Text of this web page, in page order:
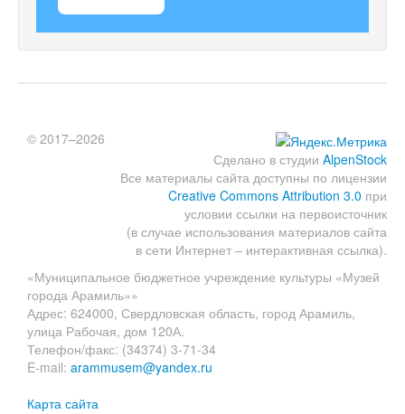
Сделано в студии AlpenStock
Все материалы сайта доступны по лицензии
Creative Commons Attribution 3.0 при
условии ссылки на первоисточник
(в случае использования материалов сайта
в сети Интернет – интерактивная ссылка).
© 2017–2026
«Муниципальное бюджетное учреждение культуры «Музей
города Арамиль»»
Адрес: 624000, Свердловская область, город Арамиль,
улица Рабочая, дом 120А.
Телефон/факс: (34374) 3-71-34
E-mail: arammusem@yandex.ru
Карта сайта